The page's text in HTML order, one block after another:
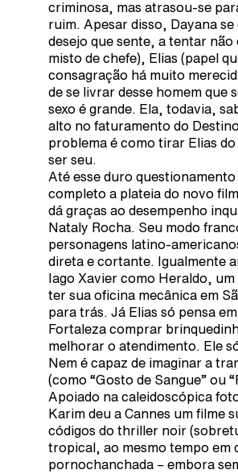
criminosa, mas atrasou-se
ruim. Apesar disso, Dayana
desejo que sente, a tentar
misto de chefe), Elias (papel
consagração há muito
de se livrar desse homem que
sexo é grande. Ela, todavia,
alto no faturamento do
problema é como tirar Elias
ser seu.
Até esse duro
completo a plateia do novo
dá graças ao desempenho
Nataly Rocha. Seu modo
personagens latino-
direta e cortante. Igualmente
Iago Xavier como Heraldo,
ter sua oficina mecânica em
para trás. Já Elias só pensa
Fortaleza comprar
melhorar o atendimento. Ele
Nem é capaz de imaginar a
(como “Gosto de Sangue” ou
Apoiado na caleidoscópica
Karim deu a Cannes um filme
códigos do thriller noir
tropical, ao mesmo tempo em
pornochanchada – embora